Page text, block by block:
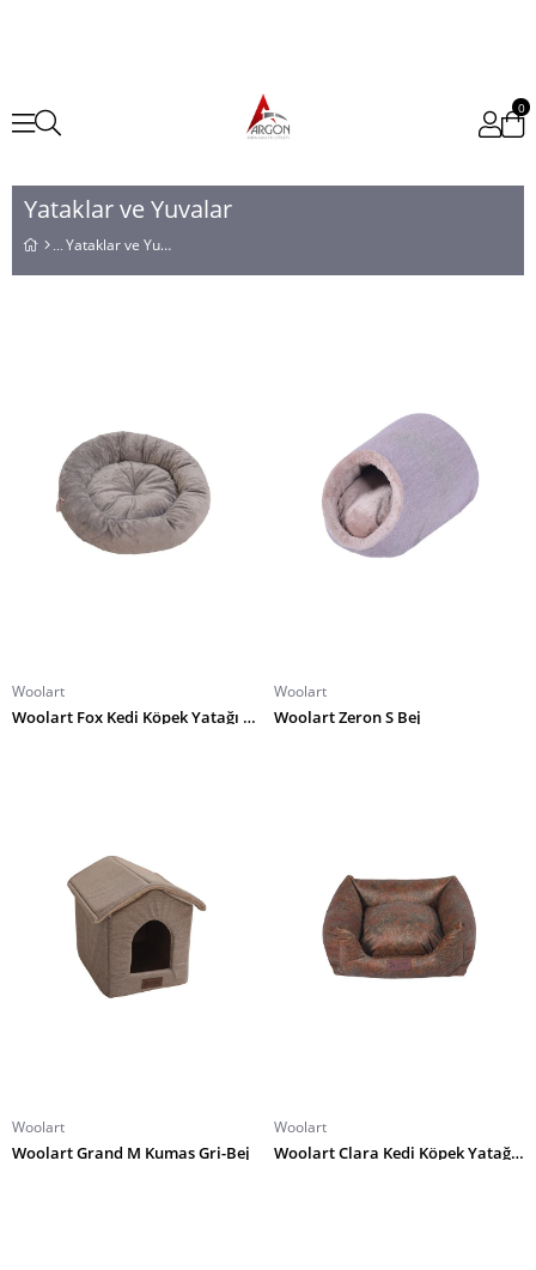
0
Yataklar ve Yuvalar
Yataklar ve Yuvalar
Woolart
Woolart Fox Kedi Köpek Yatağı S Gri
Woolart
Woolart Zeron S Bej
Woolart
Woolart Grand M Kumas Gri-Bej
Woolart
Woolart Clara Kedi Köpek Yatağı L Sarı